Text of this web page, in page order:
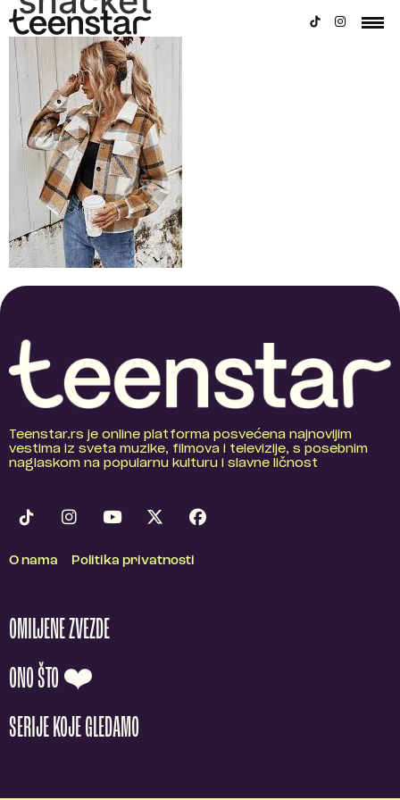
Teenstar.rs je online platforma posvećena najnovijim
vestima iz sveta muzike, filmova i televizije, s posebnim
naglaskom na popularnu kulturu i slavne ličnost
O nama Politika privatnosti
OMILJENE ZVEZDE
ONO ŠTO ❤️
SERIJE KOJE GLEDAMO